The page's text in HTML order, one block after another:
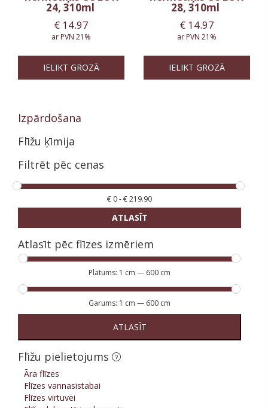
24, 310ml
€ 14.97
ar PVN 21%
IELIKT GROZĀ
28, 310ml
€14.97
ar PVN 21%
IELIKT GROZĀ
Izpārdošana
Flīžu ķīmija
Filtrēt pēc cenas
€ 0-€219.90
ATLASĪT
Atlasīt pēc flīzes izmēriem
Platums: 1 cm — 600 cm
Garums: 1 cm — 600 cm
ATLASĪT
Flīžu pielietojums
Āra flīzes
Flīzes vannasistabai
Flīzes virtuvei